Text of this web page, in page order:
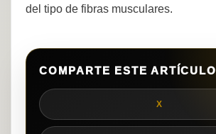
del tipo de fibras musculares.
COMPARTE ESTE ARTÍCULO
X